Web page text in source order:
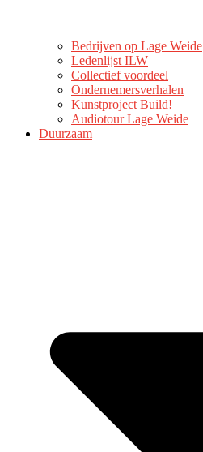
Bedrijven op Lage Weide
Ledenlijst ILW
Collectief voordeel
Ondernemersverhalen
Kunstproject Build!
Audiotour Lage Weide
Duurzaam